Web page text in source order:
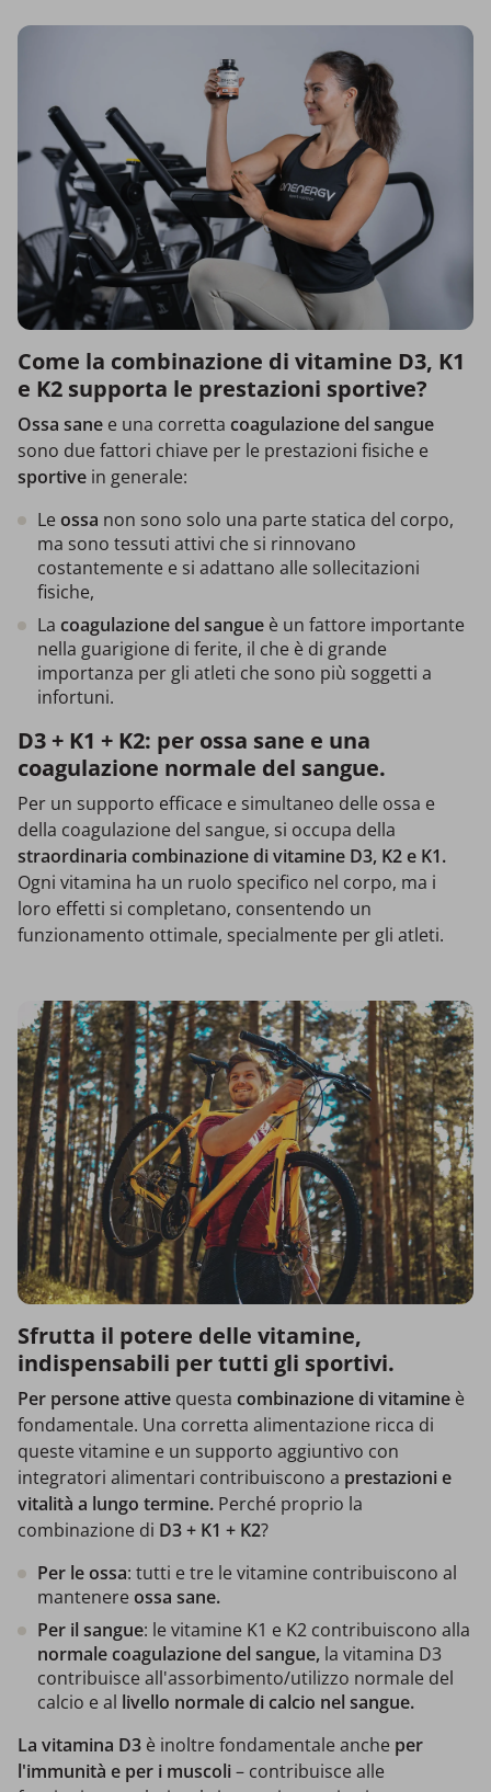
Come la combinazione di vitamine D3, K1
e K2 supporta le prestazioni sportive?
Ossa sane e una corretta coagulazione del sangue
sono due fattori chiave per le prestazioni fisiche e
sportive in generale:
Le ossa non sono solo una parte statica del corpo,
ma sono tessuti attivi che si rinnovano
costantemente e si adattano alle sollecitazioni
fisiche,
La coagulazione del sangue è un fattore importante
nella guarigione di ferite, il che è di grande
importanza per gli atleti che sono più soggetti a
infortuni.
D3 + K1 + K2: per ossa sane e una
coagulazione normale del sangue.
Per un supporto efficace e simultaneo delle ossa e
della coagulazione del sangue, si occupa della
straordinaria combinazione di vitamine D3, K2 e K1.
Ogni vitamina ha un ruolo specifico nel corpo, ma i
loro effetti si completano, consentendo un
funzionamento ottimale, specialmente per gli atleti.
Sfrutta il potere delle vitamine,
indispensabili per tutti gli sportivi.
Per persone attive questa combinazione di vitamine è
fondamentale. Una corretta alimentazione ricca di
queste vitamine e un supporto aggiuntivo con
integratori alimentari contribuiscono a prestazioni e
vitalità a lungo termine. Perché proprio la
combinazione di D3 + K1 + K2?
Per le ossa: tutti e tre le vitamine contribuiscono al
mantenere ossa sane.
Per il sangue: le vitamine K1 e K2 contribuiscono alla
normale coagulazione del sangue, la vitamina D3
contribuisce all'assorbimento/utilizzo normale del
calcio e al livello normale di calcio nel sangue.
La vitamina D3 è inoltre fondamentale anche per
l'immunità e per i muscoli– contribuisce alle